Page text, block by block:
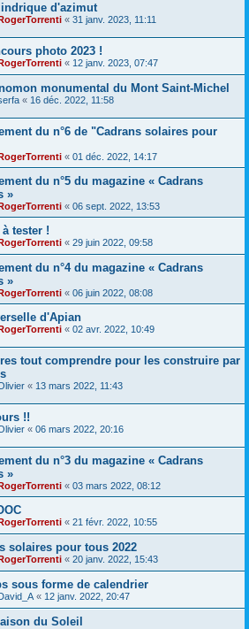
d'azimut
« 31 janv. 2023, 11:11
photo 2023 !
« 12 janv. 2023, 07:47
monumental du Mont Saint-Michel
« 16 déc. 2022, 11:58
du n°6 de "Cadrans solaires pour
« 01 déc. 2022, 14:17
du n°5 du magazine « Cadrans
»
« 06 sept. 2022, 13:53
tester !
« 29 juin 2022, 09:58
du n°4 du magazine « Cadrans
»
« 06 juin 2022, 08:08
d'Apian
« 02 avr. 2022, 10:49
tout comprendre pour les construire par
« 13 mars 2022, 11:43
!!
« 06 mars 2022, 20:16
du n°3 du magazine « Cadrans
»
« 03 mars 2022, 08:12
« 21 févr. 2022, 10:55
solaires pour tous 2022
« 20 janv. 2022, 15:43
sous forme de calendrier
« 12 janv. 2022, 20:47
du Soleil